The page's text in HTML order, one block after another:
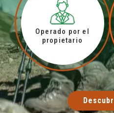
Operado por el
propietario